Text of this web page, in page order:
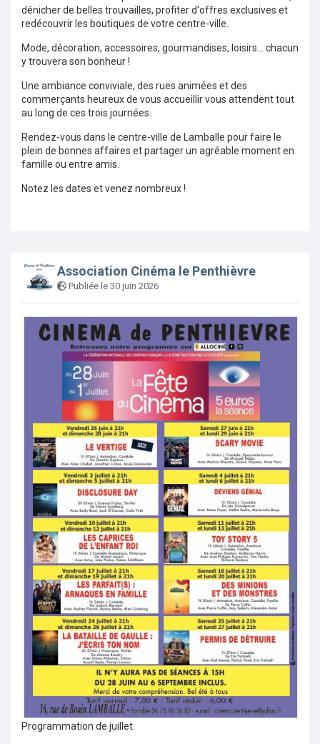
dénicher de belles trouvailles, profiter d'offres exclusives et
redécouvrir les boutiques de votre centre-ville.
Mode, décoration, accessoires, gourmandises, loisirs... chacun
y trouvera son bonheur !
Une ambiance conviviale, des rues animées et des
commerçants heureux de vous accueillir vous attendent tout
au long de ces trois journées.
Rendez-vous dans le centre-ville de Lamballe pour faire le
plein de bonnes affaires et partager un agréable moment en
famille ou entre amis.
Notez les dates et venez nombreux !
Association Cinéma le Penthièvre
Publiée le 30 juin 2026
Programmation de juillet.